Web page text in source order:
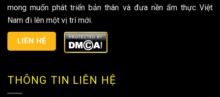
mong muốn phát triển bản thân và đưa nền ẩm thực Việt
Nam đi lên một vị trí mới.
LIÊN HỆ
THÔNG TIN LIÊN HỆ